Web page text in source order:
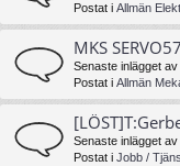
Postat i Allmän
MKS
Senaste inlägget av
Postat i Allmän
Senaste inlägget av
Postat i Jobb /